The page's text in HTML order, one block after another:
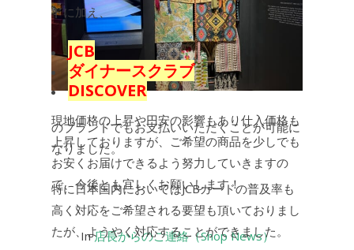
現地価格の上昇や円安の影響もあり仕入価格も
上昇しておりますが、ご希望の商品を少しでも
お安くお届けできるよう努力していきますの
で、今後とも宜しくお願いします！
In店長からのご連絡（Shop News）
ドに加え、
JCB
ダイナースクラブ
DISCOVER
のブランドでもお支払いいただくことが可能に
なりました。
特に日本国内においてはJCBカードの普及率も
高く対応をご希望される要望も頂いておりまし
たが、ようやく対応することができました。